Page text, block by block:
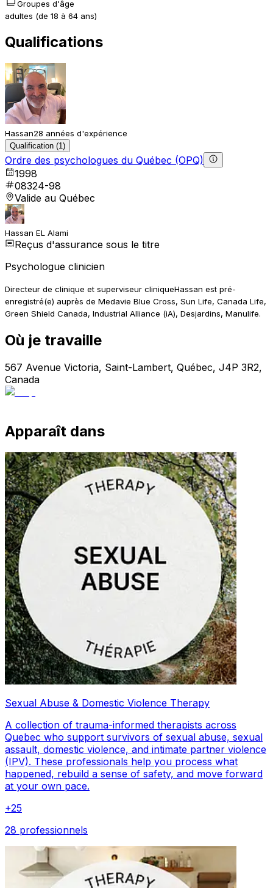
Groupes d'âge
adultes (de 18 à 64 ans)
Qualifications
Hassan28 années d'expérience
Qualification (1)
Ordre des psychologues du Québec (OPQ)
1998
08324-98
Valide au Québec
Hassan EL Alami
Reçus d'assurance sous le titre
Psychologue clinicien
Directeur de clinique et superviseur cliniqueHassan est pré-
enregistré(e) auprès de Medavie Blue Cross, Sun Life, Canada Life,
Green Shield Canada, Industrial Alliance (iA), Desjardins, Manulife.
Où je travaille
567 Avenue Victoria, Saint-Lambert, Québec, J4P 3R2,
Canada
Apparaît dans
Sexual Abuse & Domestic Violence Therapy
A collection of trauma-informed therapists across
Quebec who support survivors of sexual abuse, sexual
assault, domestic violence, and intimate partner violence
(IPV). These professionals help you process what
happened, rebuild a sense of safety, and move forward
at your own pace.
+25
28 professionnels